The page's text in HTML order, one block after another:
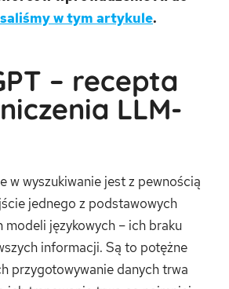
w tym artykule.
– recepta
LLM-
w wyszukiwanie jest z pewnością
jednego z podstawowych
modeli językowych – ich braku
informacji. Są to potężne
przygotowywanie danych trwa